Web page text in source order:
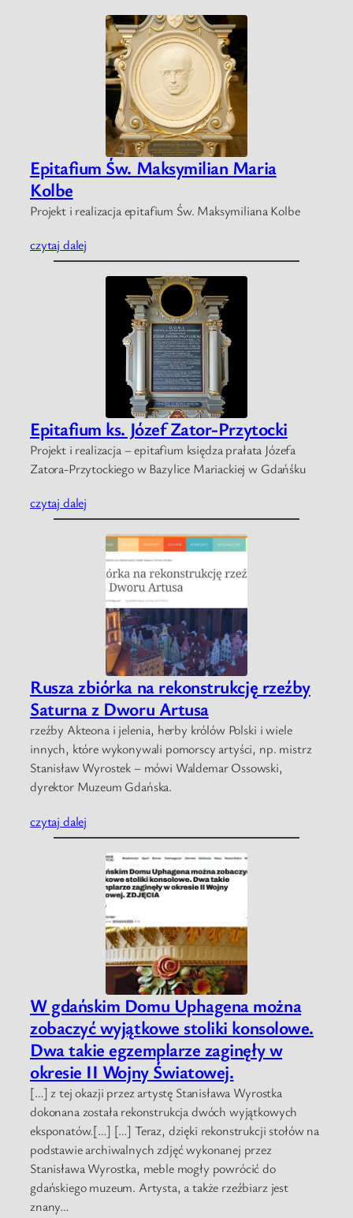
Epitafium Św. Maksymilian Maria
Kolbe
Projekt i realizacja epitafium Św. Maksymiliana Kolbe
czytaj dalej
Epitafium ks. Józef Zator-Przytocki
Projekt i realizacja – epitafium księdza prałata Józefa
Zatora-Przytockiego w Bazylice Mariackiej w Gdańśku
czytaj dalej
Rusza zbiórka na rekonstrukcję rzeźby
Saturna z Dworu Artusa
rzeźby Akteona i jelenia, herby królów Polski i wiele
innych, które wykonywali pomorscy artyści, np. mistrz
Stanisław Wyrostek – mówi Waldemar Ossowski,
dyrektor Muzeum Gdańska.
czytaj dalej
W gdańskim Domu Uphagena można
zobaczyć wyjątkowe stoliki konsolowe.
Dwa takie egzemplarze zaginęły w
okresie II Wojny Światowej.
[…] z tej okazji przez artystę Stanisława Wyrostka
dokonana została rekonstrukcja dwóch wyjątkowych
eksponatów.[…] […] Teraz, dzięki rekonstrukcji stołów na
podstawie archiwalnych zdjęć wykonanej przez
Stanisława Wyrostka, meble mogły powrócić do
gdańskiego muzeum. Artysta, a także rzeźbiarz jest
znany…